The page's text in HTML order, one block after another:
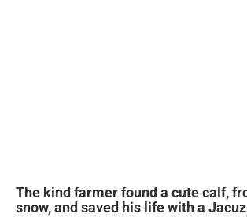
The kind farmer found a cute calf,
snow, and saved his life with a